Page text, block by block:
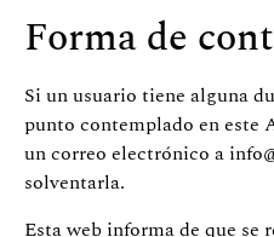
Forma de
Si un usuario tiene alguna
punto contemplado en este
un correo electrónico a
solventarla.
Esta web informa de que se